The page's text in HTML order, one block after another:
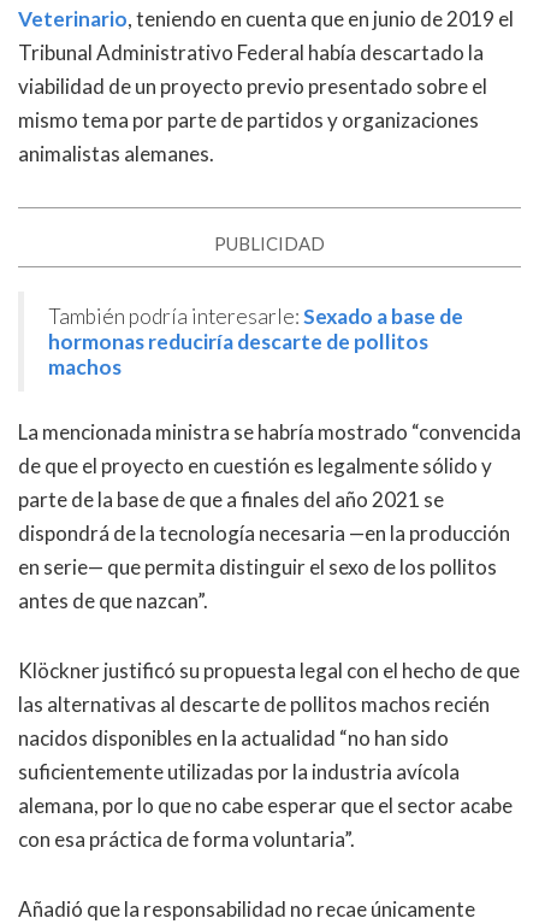
Veterinario, teniendo en cuenta que en junio de 2019 el
Tribunal Administrativo Federal había descartado la
viabilidad de un proyecto previo presentado sobre el
mismo tema por parte de partidos y organizaciones
animalistas alemanes.
PUBLICIDAD
También podría interesarle:Sexado a base de
hormonas reduciría descarte de pollitos
machos
La mencionada ministra se habría mostrado “convencida
de que el proyecto en cuestión es legalmente sólido y
parte de la base de que a finales del año 2021 se
dispondrá de la tecnología necesaria —en la producción
en serie— que permita distinguir el sexo de los pollitos
antes de que nazcan”.
Klöckner justificó su propuesta legal con el hecho de que
las alternativas al descarte de pollitos machos recién
nacidos disponibles en la actualidad “no han sido
suficientemente utilizadas por la industria avícola
alemana, por lo que no cabe esperar que el sector acabe
con esa práctica de forma voluntaria”.
Añadió que la responsabilidad no recae únicamente